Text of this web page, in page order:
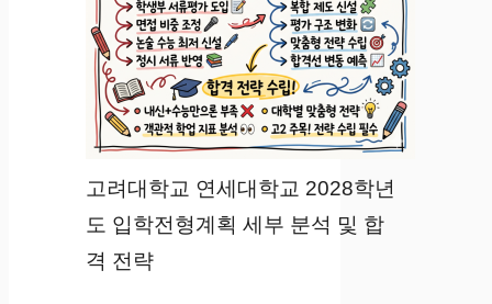
고려대학교 연세대학교 2028학년
도 입학전형계획 세부 분석 및 합
격 전략